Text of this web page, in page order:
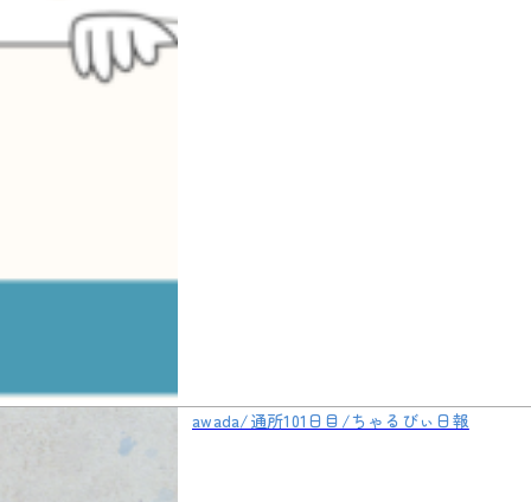
awada/通所101日目/ちゃるびぃ日報